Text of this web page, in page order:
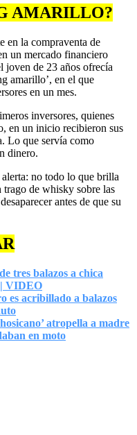
AMARILLO?
en la compraventa de
un mercado financiero
joven de 23 años ofrecía
amarillo’, en el que
en un mes.
inversores, quienes
en un inicio recibieron sus
Lo que servía como
dinero.
no todo lo que brilla
trago de whisky sobre las
antes de que su
tres balazos a chica
| VIDEO
es acribillado a balazos
atropella a madre
en moto